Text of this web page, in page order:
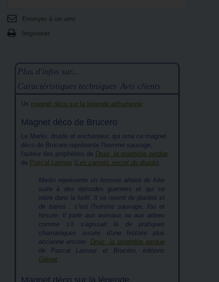
Envoyer à un ami
Imprimer
Plus d'infos sur...
Caractéristiques techniques Avis clients
Un magnet déco sur la légende arthurienne
Magnet déco de Brucero
Le Merlin, druide et enchanteur, qui orne ce magnet
déco de Brucero représente l'homme sauvage,
l'auteur des prophéties de Druiz, la prophétie perdue
de Pascal Lamour (Les carnets secret du druide).
Merlin représente un homme atteint de folie
suite à des épisodes guerriers et qui se
retire dans la forêt. Il se nourrit de plantes et
de baires : c'est l'homme sauvage, fou et
hirsute. Il parle aux animaux ou aux arbres
comme s'il s'agissait là de pratiques
chamaniques issues d'une histoire plus
ancienne encore. Druiz, la prophétie perdue
de Pascal Lamour et Brucéro, éditions
Glénat.
Magnet déco sur la légende